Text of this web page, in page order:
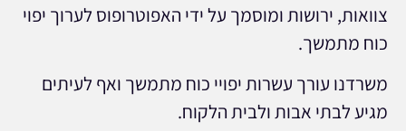
צוואות, ירושות ומוסמך על ידי האפוטרופוס לערוך יפוי
כוח מתמשך.
משרדנו עורך עשרות יפויי כוח מתמשך ואף לעיתים
מגיע לבתי אבות ולבית הלקוח.